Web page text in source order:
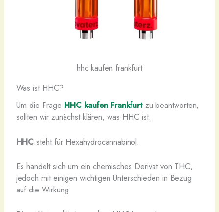
hhc kaufen frankfurt​
Was ist HHC?
Um die Frage HHC kaufen Frankfurtzu beantworten,
sollten wir zunächst klären, was HHC ist.
HHC steht für Hexahydrocannabinol.
Es handelt sich um ein chemisches Derivat von THC,
jedoch mit einigen wichtigen Unterschieden in Bezug
auf die Wirkung.